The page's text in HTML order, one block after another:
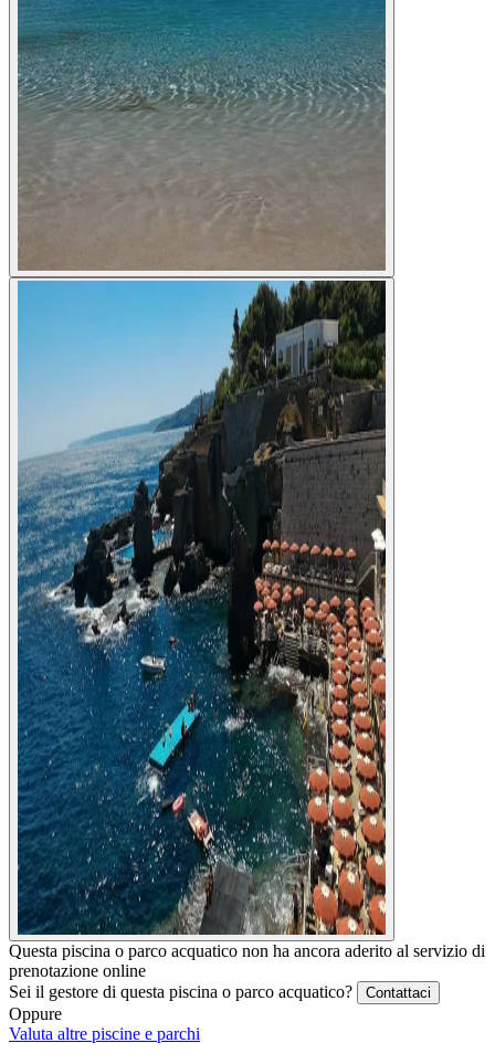
Questa piscina o parco acquatico non ha ancora aderito al servizio di
prenotazione online
Sei il gestore di questa piscina o parco acquatico?
Contattaci
Oppure
Valuta altre piscine e parchi